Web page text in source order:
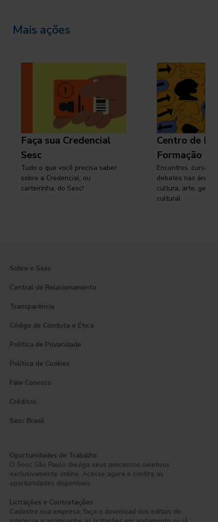
Mais ações
Faça sua Credencial
Sesc
Tudo o que você precisa saber
sobre a Credencial, ou
carteirinha, do Sesc!
Centro de
Formação
Encontros, cursos,
debates nas áreas
cultura, arte,
cultural
Sobre o Sesc
Central de Relacionamento
Transparência
Código de Conduta e Ética
Política de Privacidade
Política de Cookies
Fale Conosco
Créditos
Sesc Brasil
Oportunidades de Trabalho
O Sesc São Paulo divulga seus processos seletivos
exclusivamente online. Acesse agora e confira as
oportunidades disponíveis.
Licitações e Contratações
Cadastre sua empresa, faça o download dos editais de